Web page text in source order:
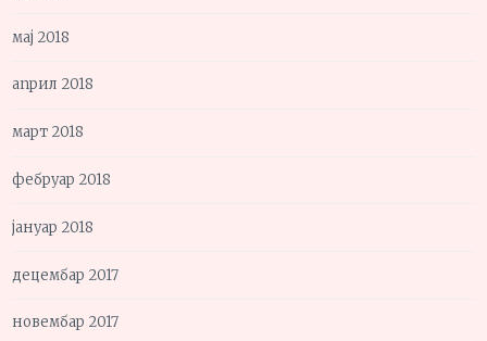
мај 2018
април 2018
март 2018
фебруар 2018
јануар 2018
децембар 2017
новембар 2017